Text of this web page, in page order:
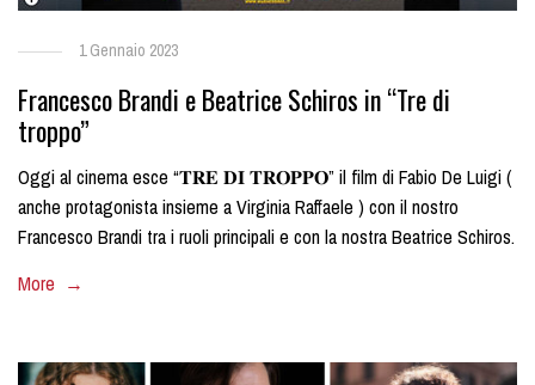
1 Gennaio 2023
Francesco Brandi e Beatrice Schiros in “Tre di
troppo”
Oggi al cinema esce “𝐓𝐑𝐄 𝐃𝐈 𝐓𝐑𝐎𝐏𝐏𝐎” il film di Fabio De Luigi (
anche protagonista insieme a Virginia Raffaele ) con il nostro
Francesco Brandi tra i ruoli principali e con la nostra Beatrice Schiros.
More →